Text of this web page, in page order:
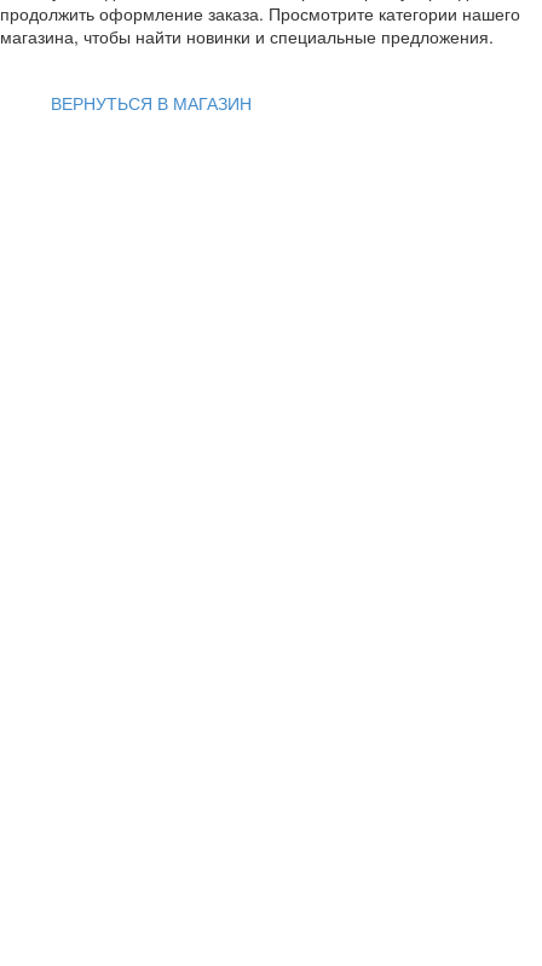
продолжить оформление заказа. Просмотрите категории нашего
магазина, чтобы найти новинки и специальные предложения.
ВЕРНУТЬСЯ В МАГАЗИН